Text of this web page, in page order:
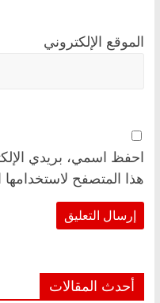
الموقع الإلكتروني
احفظ اسمي، بريدي
هذا المتصفح
أحدث المقالات